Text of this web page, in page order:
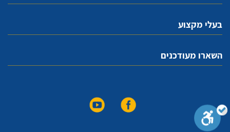
בעלי מקצוע
השארו מעודכנים